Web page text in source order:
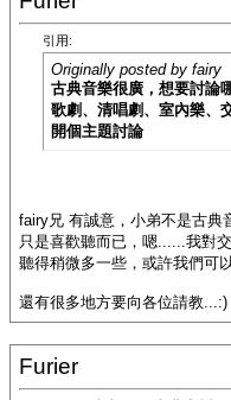
引用:
Originally posted by fairy
古典音樂很廣，想要討論
歌劇、清唱劇、室內樂、
開個主題討論
fairy兄 有誠意，小弟不是古典
只是喜歡聽而已，嗯......我對
聽得稍微多一些，或許我們可
還有很多地方要向各位請教...:)
Furier